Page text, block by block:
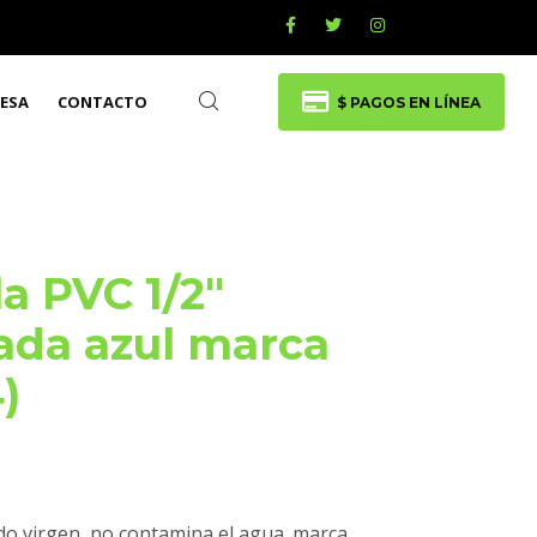
CONTACTO $ PAGOS EN LÍNEA
PVC 1/2″
azul marca